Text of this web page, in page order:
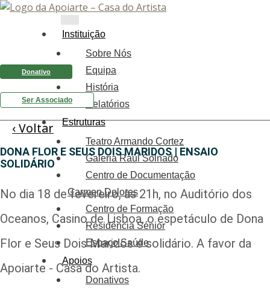
Instituição
Sobre Nós
Equipa
História
Relatórios
Estruturas
Teatro Armando Cortez
Galeria Raul Solnado
Centro de Documentação
Carmen Dolores
Centro de Formação
Residência Sénior
Espaço Saúde
Apoios
Donativos
Donativo
Ser Associado
‹ Voltar
DONA FLOR E SEUS DOIS MARIDOS | ENSAIO
SOLIDÁRIO
No dia 18 de fevereiro, às 21h, no Auditório dos
Oceanos, Casino de Lisboa, o espetáculo de Dona
Flor e Seus Dois Maridos é solidário. A favor da
Apoiarte - Casa do Artista.